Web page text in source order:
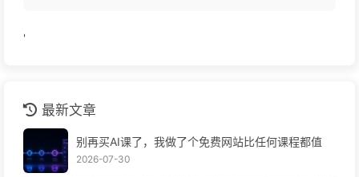
'
最新文章
别再买AI课了，我做了个免费网站比任何课程都值
2026-07-30